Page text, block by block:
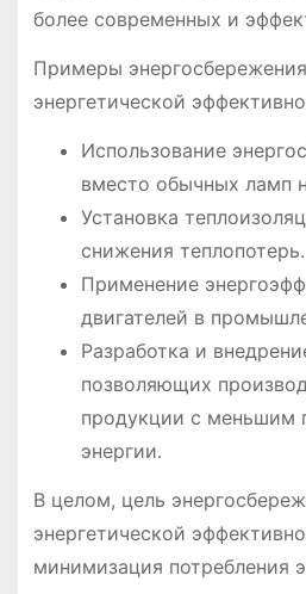
более современных и
Примеры
энергетической
Использование
вместо обычных ламп
Установка
снижения теплопотерь․
Применение
двигателей в
Разработка и
позволяющих
продукции с меньшим
энергии․
В целом, цель
энергетической
минимизация потребления